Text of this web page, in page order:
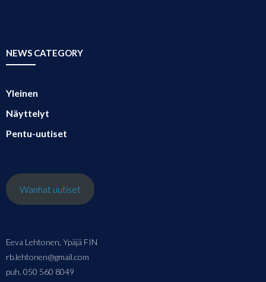
NEWS CATEGORY
Yleinen
Näyttelyt
Pentu-uutiset
Wanhat uutiset
Eeva Lehtonen, Ypäjä FIN
rb.lehtonen@gmail.com
puh. 050 560 8049